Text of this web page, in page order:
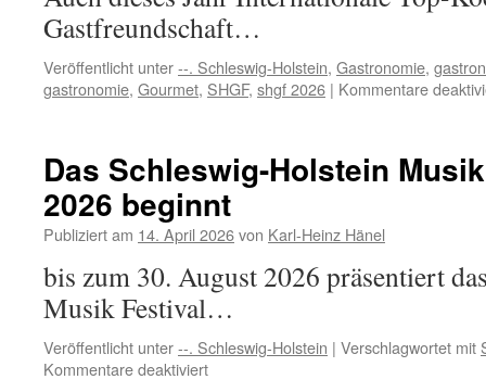
Gastfreundschaft…
Veröffentlicht unter--. Schleswig-Holstein, Gastronomie,
gastronomie, Gourmet, SHGF, shgf 2026 | Kommentare
Das Schleswig-Holstein
2026 beginnt
Publiziert am 14. April 2026von Karl-Heinz Hänel
bis zum 30. August 2026 präsentiert
Musik Festival…
Veröffentlicht unter--. Schleswig-Holstein | Verschlagwortet mit
Kommentare deaktiviertfür